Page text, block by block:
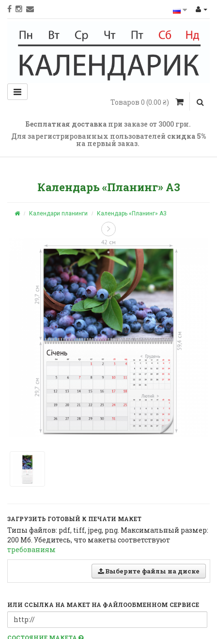
Товаров 0 (0.00 ₴)
Бесплатная доставкапри заказе от 3000 грн.
Для зарегистрированных пользователей cкидка 5%
на первый заказ.
Календарь «Планинг» А3
Календари планинги Календарь «Планинг» А3
ЗАГРУЗИТЬ ГОТОВЫЙ К ПЕЧАТИ МАКЕТ
Типы файлов: pdf, tiff, jpeg, png. Максимальный размер:
200 Мб. Убедитесь, что макеты соответствуют
требованиям
Выберите файлы на диске
ИЛИ ССЫЛКА НА МАКЕТ НА ФАЙЛООБМЕННОМ СЕРВИСЕ
СОСТОЯНИЕ МАКЕТА